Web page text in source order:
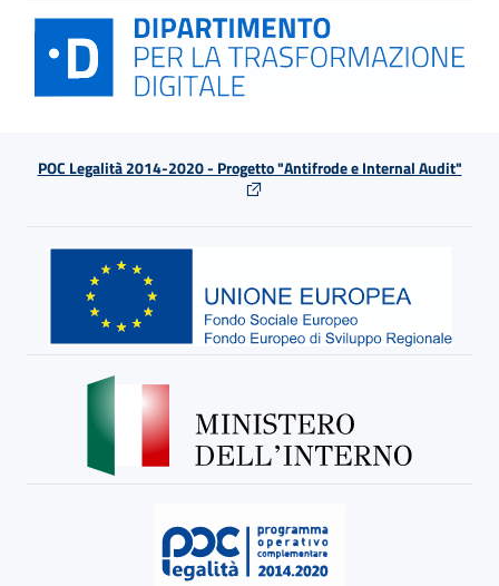
POC Legalità 2014-2020 - Progetto "Antifrode e Internal Audit"